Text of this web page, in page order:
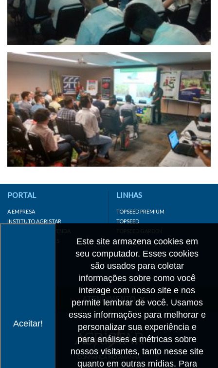
Aceitar!
Este site armazena cookies em
seu computador. Esses cookies
são usados para coletar
informações sobre como você
interage com nosso site e nos
permite lembrar de você. Usamos
essas informações para melhorar e
personalizar sua experiência e
para análises e métricas sobre
nossos visitantes, tanto nesse site
quanto em outras mídias. Para
PORTAL
A EMPRESA
INSTITUTO AGRISTAR
DISTRIBUIDOR/REVENDA
LINKS IMPORTANTES
LINHAS
TOPSEED PREMIUM
TOPSEED
TOPSEED GARDEN
SUPERSEED
ATENDIMENTO
TRABALHE CONOSCO